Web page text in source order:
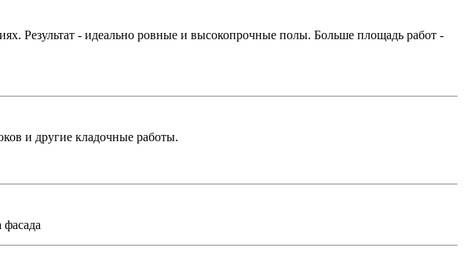
Результат - идеально ровные и высокопрочные полы. Больше площадь работ -
и другие кладочные работы.